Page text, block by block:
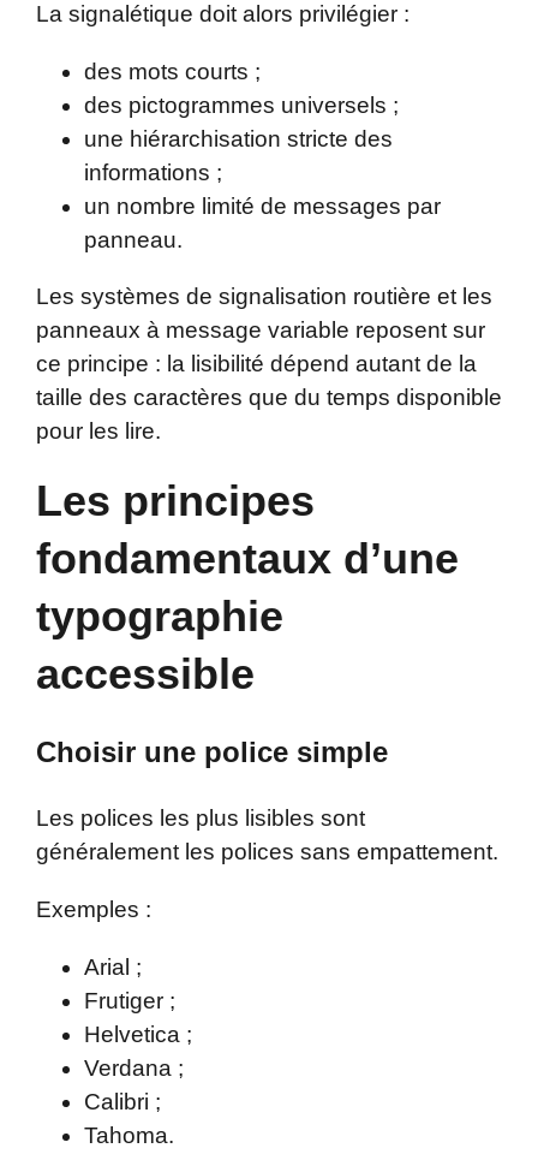
La signalétique doit alors privilégier :
des mots courts ;
des pictogrammes universels ;
une hiérarchisation stricte des
informations ;
un nombre limité de messages par
panneau.
Les systèmes de signalisation routière et les
panneaux à message variable reposent sur
ce principe : la lisibilité dépend autant de la
taille des caractères que du temps disponible
pour les lire.
Les principes
fondamentaux d’une
typographie
accessible
Choisir une police simple
Les polices les plus lisibles sont
généralement les polices sans empattement.
Exemples :
Arial ;
Frutiger ;
Helvetica ;
Verdana ;
Calibri ;
Tahoma.